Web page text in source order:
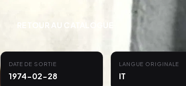
RETOUR AU CATALOGUE
DATE DE SORTIE
1974-02-28
LANGUE ORIGINALE
IT